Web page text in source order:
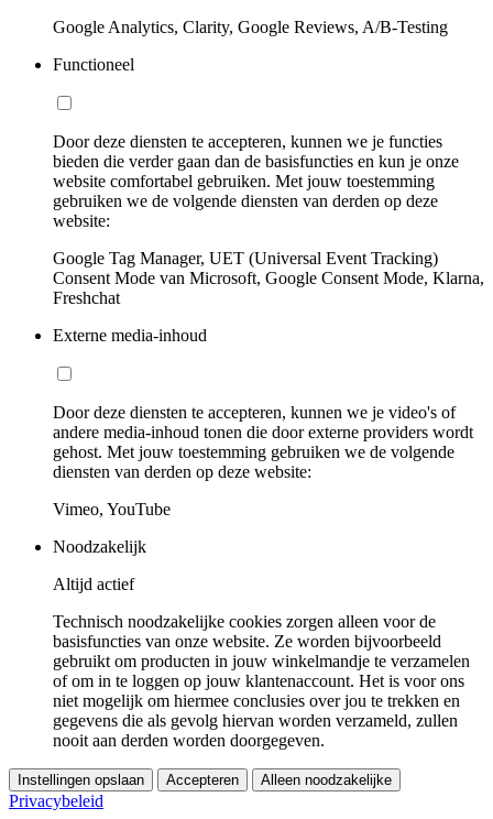
Google Analytics, Clarity, Google Reviews, A/B-Testing
Functioneel
Door deze diensten te accepteren, kunnen we je functies
bieden die verder gaan dan de basisfuncties en kun je onze
website comfortabel gebruiken. Met jouw toestemming
gebruiken we de volgende diensten van derden op deze
website:
Google Tag Manager, UET (Universal Event Tracking)
Consent Mode van Microsoft, Google Consent Mode, Klarna,
Freshchat
Externe media-inhoud
Door deze diensten te accepteren, kunnen we je video's of
andere media-inhoud tonen die door externe providers wordt
gehost. Met jouw toestemming gebruiken we de volgende
diensten van derden op deze website:
Vimeo, YouTube
Noodzakelijk
Altijd actief
Technisch noodzakelijke cookies zorgen alleen voor de
basisfuncties van onze website. Ze worden bijvoorbeeld
gebruikt om producten in jouw winkelmandje te verzamelen
of om in te loggen op jouw klantenaccount. Het is voor ons
niet mogelijk om hiermee conclusies over jou te trekken en
gegevens die als gevolg hiervan worden verzameld, zullen
nooit aan derden worden doorgegeven.
Instellingen opslaan Accepteren Alleen noodzakelijke
Privacybeleid